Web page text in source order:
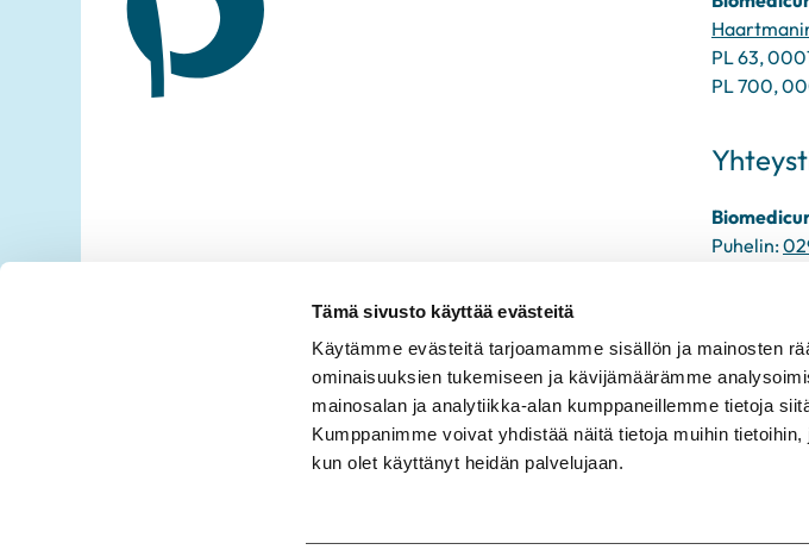
Tämä sivusto käyttää evästeitä
Käytämme evästeitä tarjoamamme sisällön ja mainosten
ominaisuuksien tukemiseen ja kävijämäärämme
mainosalan ja analytiikka-alan kumppaneillemme tietoja
Kumppanimme voivat yhdistää näitä tietoja muihin
kun olet käyttänyt heidän palvelujaan.
PL 63,
PL 700,
Puhelin: